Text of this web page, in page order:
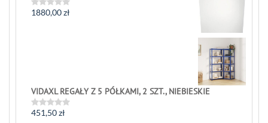
Rated
1880,00zł
VIDAXL REGAŁY Z 5 PÓŁKAMI, 2 SZT., NIEBIESKIE
Rated
451,50zł